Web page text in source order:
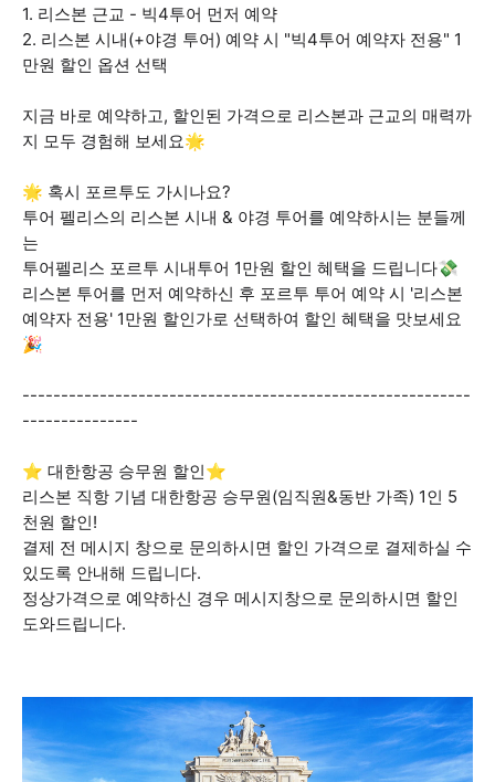
1. 리스본 근교 - 빅4투어 먼저 예약
2. 리스본 시내(+야경 투어) 예약 시 "빅4투어 예약자 전용" 1
만원 할인 옵션 선택
지금 바로 예약하고, 할인된 가격으로 리스본과 근교의 매력까
지 모두 경험해 보세요🌟
🌟 혹시 포르투도 가시나요?
투어 펠리스의 리스본 시내 & 야경 투어를 예약하시는 분들께
는
투어펠리스 포르투 시내투어 1만원 할인 혜택을 드립니다💸
리스본 투어를 먼저 예약하신 후 포르투 투어 예약 시 '리스본
예약자 전용' 1만원 할인가로 선택하여 할인 혜택을 맛보세요
🎉
----------------------------------------------------------
---------------
⭐ 대한항공 승무원 할인⭐
리스본 직항 기념 대한항공 승무원(임직원&동반 가족) 1인 5
천원 할인!
결제 전 메시지 창으로 문의하시면 할인 가격으로 결제하실 수
있도록 안내해 드립니다.
정상가격으로 예약하신 경우 메시지창으로 문의하시면 할인
도와드립니다.